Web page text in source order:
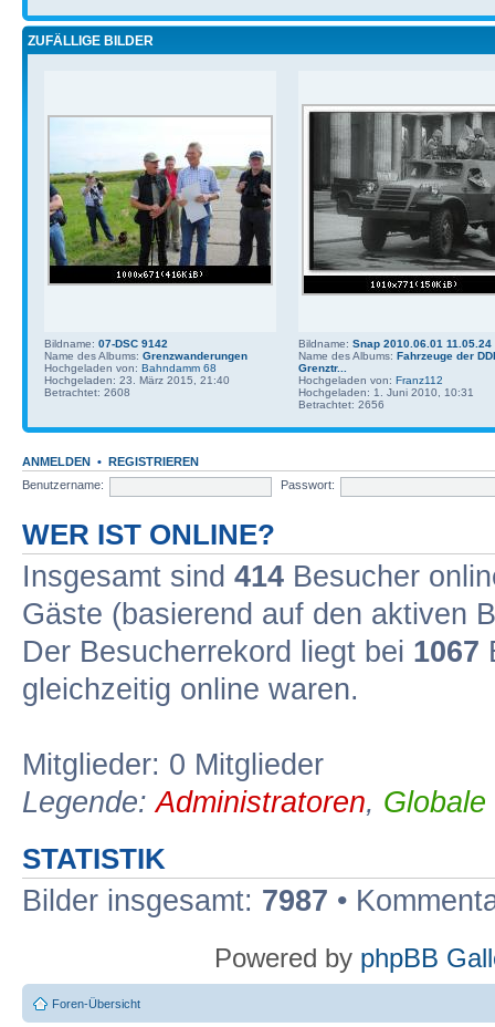
ZUFÄLLIGE BILDER
Bildname: 07-DSC 9142
Name des Albums: Grenzwanderungen
Hochgeladen von: Bahndamm 68
Hochgeladen: 23. März 2015, 21:40
Betrachtet: 2608
Bildname: Snap 2010.06.01 11.05.24
Name des Albums: Fahrzeuge der
Grenztr...
Hochgeladen von: Franz112
Hochgeladen: 1. Juni 2010, 10:31
Betrachtet: 2656
ANMELDEN • REGISTRIEREN
Benutzername:
Passwort:
WER IST ONLINE?
Insgesamt sind 414 Besucher
Gäste (basierend auf den aktiven
Der Besucherrekord liegt bei 1067
gleichzeitig online waren.
Mitglieder: 0 Mitglieder
Legende:Administratoren,
STATISTIK
Bilder insgesamt: 7987 •
Powered by phpBB
Foren-Übersicht